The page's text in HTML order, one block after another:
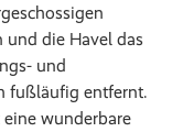
die Havel das
und
fußläufig entfernt.
wunderbare